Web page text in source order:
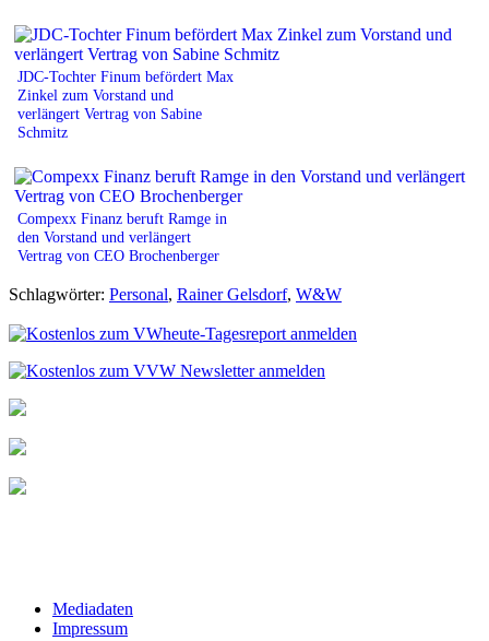
JDC-Tochter Finum befördert Max
Zinkel zum Vorstand und
verlängert Vertrag von Sabine
Schmitz
Compexx Finanz beruft Ramge in
den Vorstand und verlängert
Vertrag von CEO Brochenberger
Schlagwörter: Personal, Rainer Gelsdorf, W&W
Mediadaten
Impressum